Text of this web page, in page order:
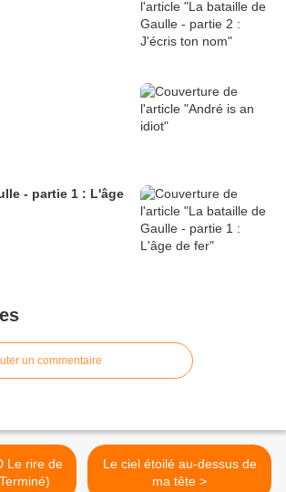
- partie 1 : L'âge
un commentaire
Le ciel étoilé au-dessus de
ma tête >